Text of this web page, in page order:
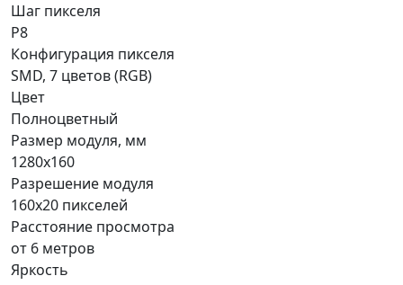
Шаг пикселя
P8
Конфигурация пикселя
SMD, 7 цветов (RGB)
Цвет
Полноцветный
Размер модуля, мм
1280x160
Разрешение модуля
160x20 пикселей
Расстояние просмотра
от 6 метров
Яркость